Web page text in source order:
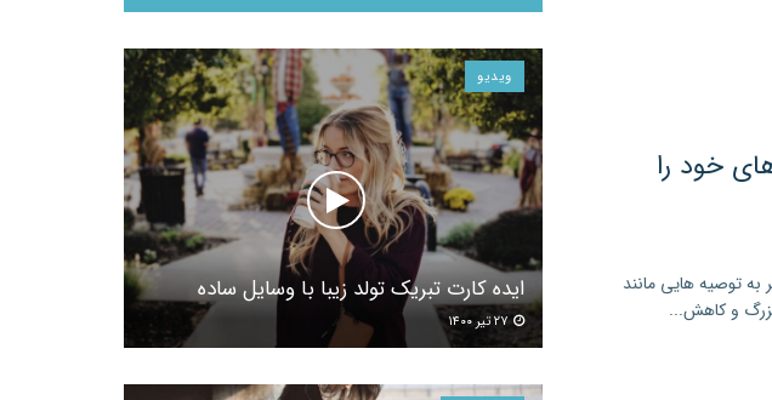
خود را
به توصیه هایی مانند
و کاهش...
ویدیو
ایده کارت تبریک تولد زیبا با وسایل ساده